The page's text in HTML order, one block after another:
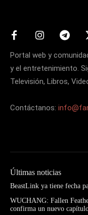
Portal web y
y el entretenimiento.
Televisión, Libros,
Contáctanos:
Últimas noticias
BeastLink ya tiene fecha
WUCHANG: Fallen
confirma un nuevo